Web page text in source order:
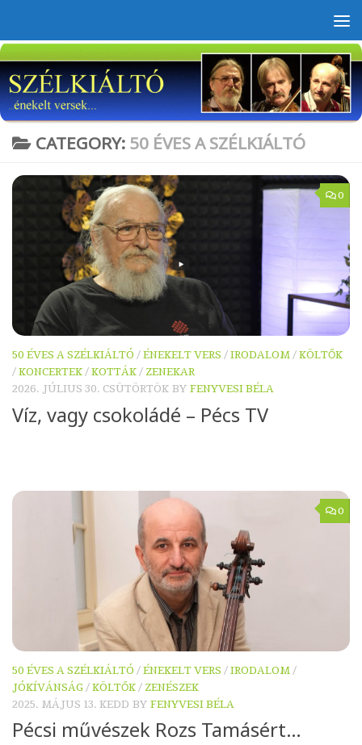
CATEGORY: 50 ÉVES A SZÉLKIÁLTÓ
0
50 ÉVES A SZÉLKIÁLTÓ /ÉNEKELT VERS /IRODALOM/KÖLTŐK
/KONCERTEK/KOTTÁK/ ZENEKAR
2026. JÚLIUS 30. CSÜTÖRTÖK BY FENYVESI BÉLA
Víz, vagy csokoládé – Pécs TV
0
50 ÉVES A SZÉLKIÁLTÓ /ÉNEKELT VERS /IRODALOM/
JÓKÍVÁNSÁG /KÖLTŐK/ ZENÉSZEK
2025. MÁJUS 13. KEDD BY FENYVESI BÉLA
Pécsi művészek Rozs Tamásért…